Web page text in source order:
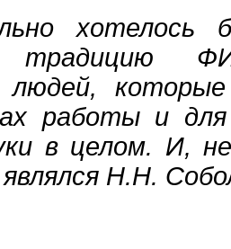
хотелось
традицию
людей,
работы и
в целом. И,
Н.Н.